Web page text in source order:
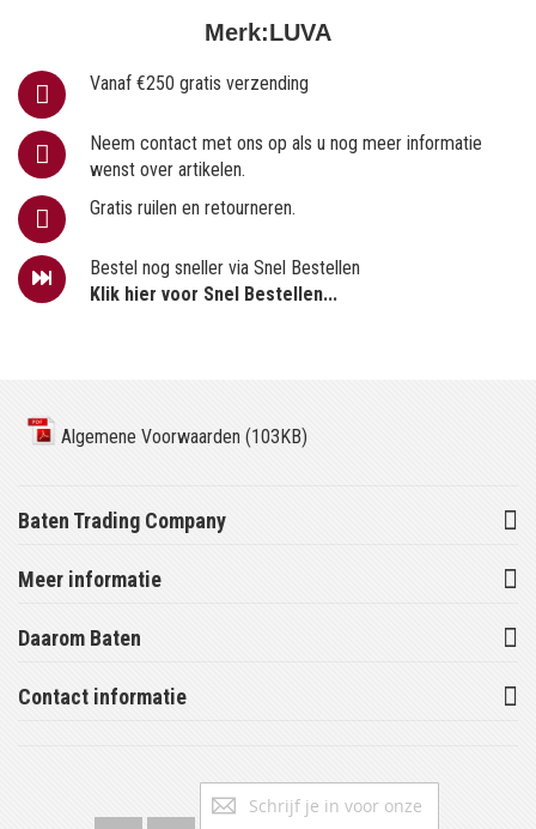
Merk:LUVA
Vanaf €250 gratis verzending
Neem contact met ons op als u nog meer informatie
wenst over artikelen.
Gratis ruilen en retourneren.
Bestel nog sneller via Snel Bestellen
Klik hier voor Snel Bestellen...
Algemene Voorwaarden (103KB)
Baten Trading Company
Meer informatie
Daarom Baten
Contact informatie
Abonneer